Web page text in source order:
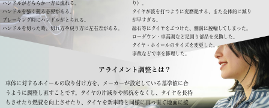
ハンドルがどちらか一方に流れる。
ハンドルを強く握る必要がある。
ブレーキング時にハンドルがとられる。
ハンドルを切った時、切れ方や戻り方に左右差がある。
り）。
タイヤが波を打つように変磨耗する、また全体的に減り
が早すぎる。
縁石等にタイヤをぶつけた、側溝に脱輪してしまった。
ローダウン・車高調など足回り部品を交換した。
タイヤ・ホイールのサイズを変更した。
事故などで車を修理した。
アライメント調整とは？
車体に対するホイールの取り付け方を、メーカーが設定している基準値に合
うように調整し直すことです。
タイヤの片減りや抵抗をなくし、タイヤを長持
ちさせたり燃費を向上させたり、
タイヤを新車時と同様に真っ直ぐ地面に接